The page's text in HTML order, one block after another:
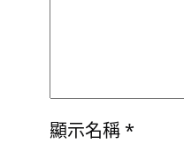
顯示名稱 *